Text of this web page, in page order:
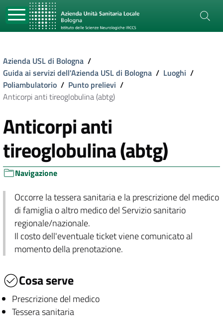
Azienda USL di Bologna /
Guida ai servizi dell'Azienda USL di Bologna / Luoghi /
Poliambulatorio / Punto prelievi /
Anticorpi anti tireoglobulina (abtg)
Anticorpi anti
tireoglobulina (abtg)
Navigazione
Occorre la tessera sanitaria e la prescrizione del medico
di famiglia o altro medico del Servizio sanitario
regionale/nazionale.
Il costo dell'eventuale ticket viene comunicato al
momento della prenotazione.
Cosa serve
Prescrizione del medico
Tessera sanitaria